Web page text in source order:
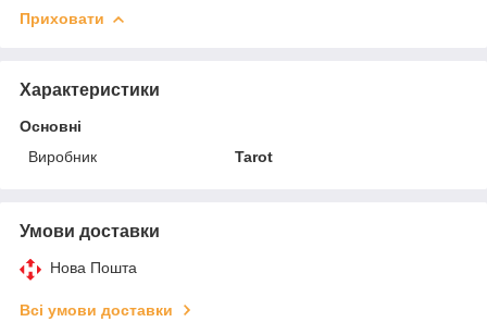
Приховати
Характеристики
Основні
Виробник
Tarot
Умови доставки
Нова Пошта
Всі умови доставки